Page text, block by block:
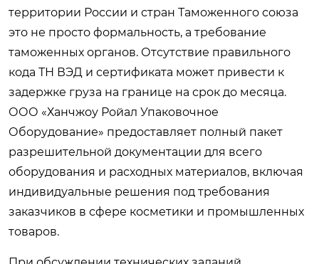
территории России и стран Таможенного союза
это не просто формальность, а требование
таможенных органов. Отсутствие правильного
кода ТН ВЭД и сертификата может привести к
задержке груза на границе на срок до месяца.
ООО «Ханчжоу Ройал Упаковочное
Оборудование» предоставляет полный пакет
разрешительной документации для всего
оборудования и расходных материалов, включая
индивидуальные решения под требования
заказчиков в сфере косметики и промышленных
товаров.